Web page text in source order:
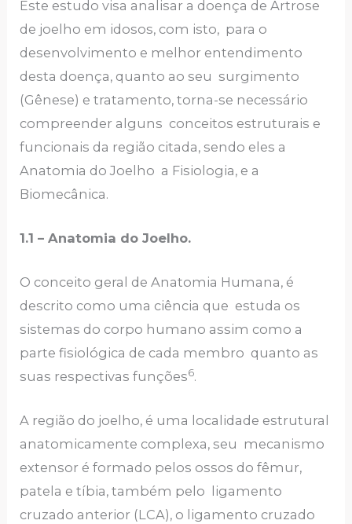
Este estudo visa analisar a doença de Artrose
de joelho em idosos, com isto, para o
desenvolvimento e melhor entendimento
desta doença, quanto ao seu surgimento
(Gênese) e tratamento, torna-se necessário
compreender alguns conceitos estruturais e
funcionais da região citada, sendo eles a
Anatomia do Joelho a Fisiologia, e a
Biomecânica.
1.1 – Anatomia do Joelho.
O conceito geral de Anatomia Humana, é
descrito como uma ciência que estuda os
sistemas do corpo humano assim como a
parte fisiológica de cada membro quanto as
suas respectivas funções6.
A região do joelho, é uma localidade estrutural
anatomicamente complexa, seu mecanismo
extensor é formado pelos ossos do fêmur,
patela e tíbia, também pelo ligamento
cruzado anterior (LCA), o ligamento cruzado